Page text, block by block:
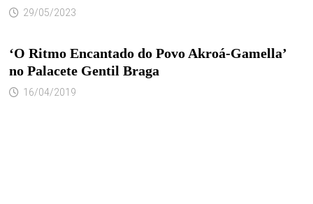
29/05/2023
‘O Ritmo Encantado do Povo Akroá-Gamella’
no Palacete Gentil Braga
16/04/2019